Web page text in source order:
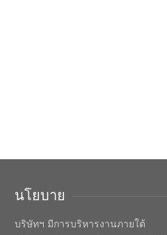
นโยบาย
บริษัทฯ มีการบริหารงานภายใต้